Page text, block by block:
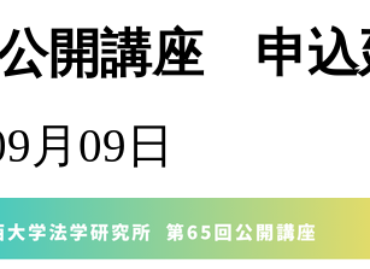
開講座 申込
月09日